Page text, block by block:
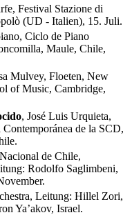
Festival Stazione di
(UD - Italien), 15. Juli.
Ciclo de Piano
Maule, Chile,
Mulvey, Floeten, New
of Music, Cambridge,
, José Luis Urquieta,
de la SCD,
de Chile,
Rodolfo Saglimbeni,
Leitung: Hillel Zori,
Ya’akov, Israel.